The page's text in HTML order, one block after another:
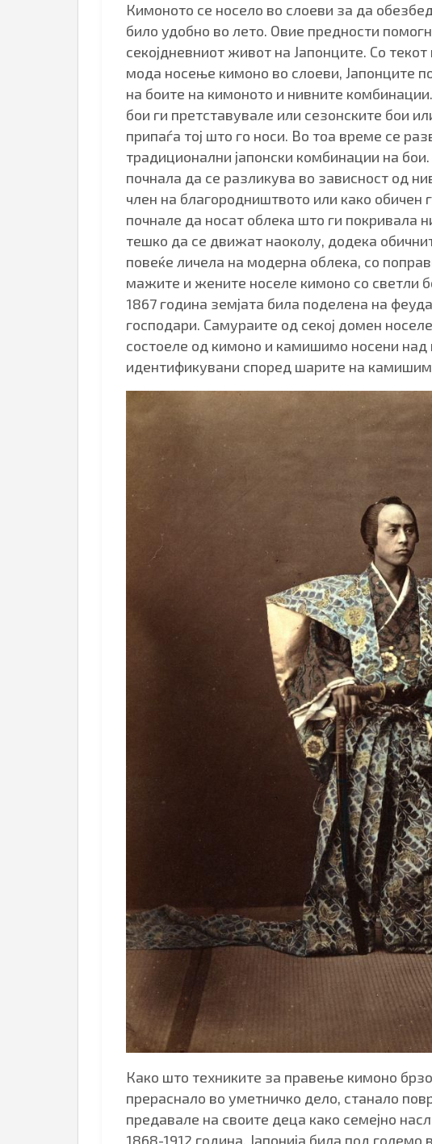
Кимоното се носело во слоеви за да
било удобно во лето. Овие предности
секојдневниот живот на Јапонците. Со
мода носење кимоно во слоеви, Јапонците
на боите на кимоното и нивните
бои ги претставувале или сезонските бои
припаѓа тој што го носи. Во тоа време се
традиционални јапонски комбинации на
почнала да се разликува во зависност од
член на благородништвото или како обичен
почнале да носат облека што ги покривала
тешко да се движат наоколу, додека
повеќе личела на модерна облека, со
мажите и жените носеле кимоно со светли
1867 година земјата била поделена на
господари. Самураите од секој домен
состоеле од кимоно и камишимо носени над
идентификувани според шарите на
Како што техниките за правење кимоно
прераснало во уметничко дело, станало
предавале на своите деца како семејно
1868-1912 година, Јапонија била под големо